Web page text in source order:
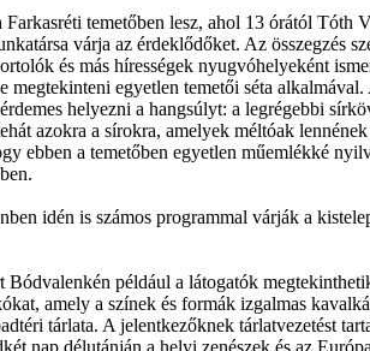
Farkasréti temetőben lesz, ahol 13 órától Tóth
várja az érdeklődőket. Az összegzés
és más hírességek nyugvóhelyeként
megtekinteni egyetlen temetői séta
helyezni a hangsúlyt: a legrégebbi
azokra a sírokra, amelyek méltóak
ebben a temetőben egyetlen műemlékké
idén is számos programmal várják a
Bódvalenkén például a látogatók
amely a színek és formák izgalmas
tárlata. A jelentkezőknek tárlatvezetést
nap délutánján a helyi zenészek és az